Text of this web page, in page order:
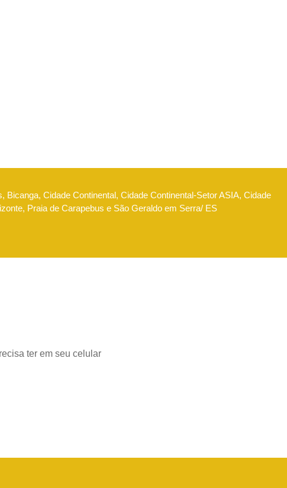
Cidade Continental, Cidade Continental-Setor ASIA, Cidade
Praia de Carapebus e São Geraldo em Serra/ ES
ter em seu celular